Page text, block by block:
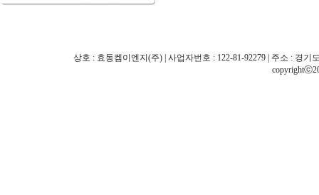
상호 : 효동켐이엔지(주) | 사업자번호 : 122-81-92279 | 주소 : 경기